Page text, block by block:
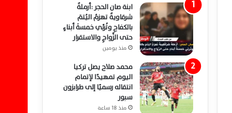
ابنة صان الحجر :أرملةٌ
شرقاويةٌ تهزمُ اليُتمَ
بالكفاحِ وتُربِّي خمسةَ أبناءٍ
حتى الزَّواجِ والاستقرار
منذ يومين
محمد صلاح يصل تركيا
اليوم تمهيدًا لإتمام
انتقاله رسميًا إلى طرابزون
سبور
منذ 18 ساعة